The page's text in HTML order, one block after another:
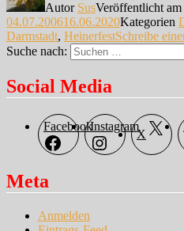
Autor SusVeröffentlicht am
04.07.200616.06.2020Kategorien
Darmstadt, HeinerfestSchreibe
Suche nach:
Social Media
FacebookInstagram
X
Meta
Anmelden